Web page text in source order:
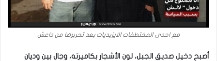
مع احدى المختطفات الايزيديات بعد تحريرها من داعش
أصبح دخيل صديق الجبل، لون الأشجار بكاميرته، وجال بين وديان